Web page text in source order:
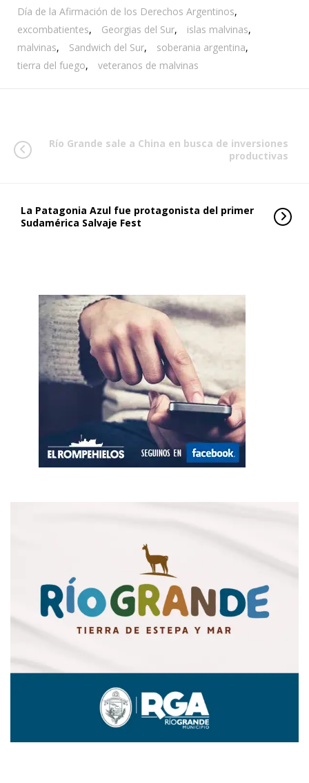
Día de la Afirmación de los Derechos Argentinos,
excombatientes, Georgias del Sur, islas malvinas,
malvinas, Sandwich del Sur, soberania argentina,
tierra del fuego, veteranos de malvinas
Río Grande sale a China en busca de inversiones
productivas
La Patagonia Azul fue protagonista del primer
Sudamérica Salvaje Fest